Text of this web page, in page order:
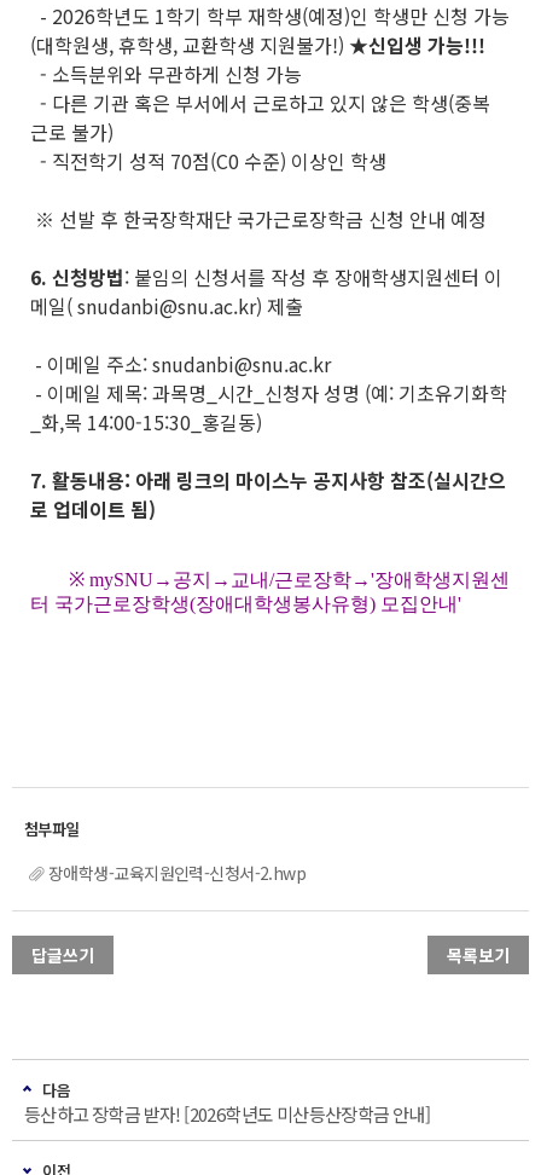
- 2026학년도 1학기 학부 재학생(예정)인 학생만 신청 가능
(대학원생, 휴학생, 교환학생 지원불가!) ★신입생 가능!!!
- 소득분위와 무관하게 신청 가능
- 다른 기관 혹은 부서에서 근로하고 있지 않은 학생(중복
근로 불가)
- 직전학기 성적 70점(C0 수준) 이상인 학생
※ 선발 후 한국장학재단 국가근로장학금 신청 안내 예정
6. 신청방법: 붙임의 신청서를 작성 후 장애학생지원센터 이
메일( snudanbi@snu.ac.kr) 제출
- 이메일 주소: snudanbi@snu.ac.kr
- 이메일 제목: 과목명_시간_신청자 성명 (예: 기초유기화학
_화,목 14:00-15:30_홍길동)
7. 활동내용: 아래 링크의 마이스누 공지사항 참조(실시간으
로 업데이트 됨)
※ mySNU→공지→교내/근로장학→'장애학생지원센
터 국가근로장학생(장애대학생봉사유형) 모집안내'
장애학생-교육지원인력-신청서-2.hwp
답글쓰기 목록보기
다음
등산하고 장학금 받자! [2026학년도 미산등산장학금 안내]